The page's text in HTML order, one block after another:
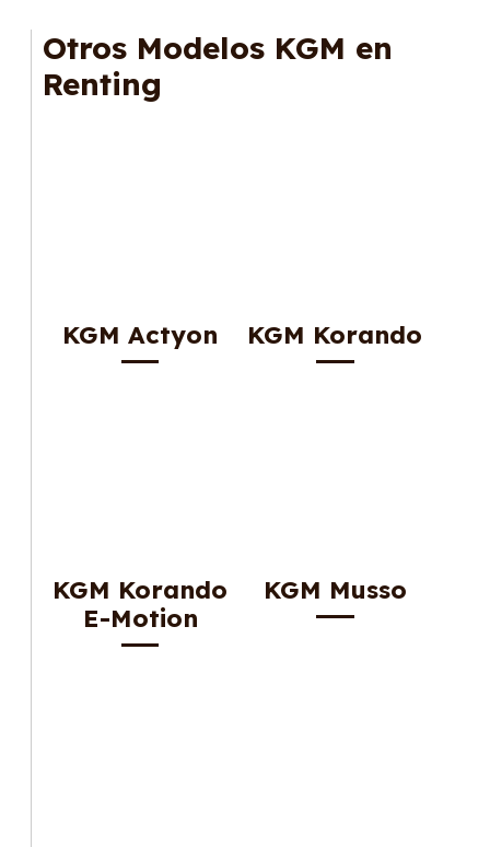
gusta cambiar de coche cada pocos años.
Otros Modelos KGM en
Renting
KGM Actyon KGM Korando
KGM Korando
E-Motion
KGM Musso